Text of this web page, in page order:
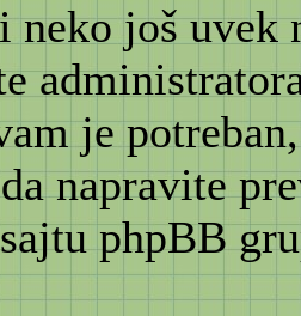
još uvek
je
napravite
phpBB